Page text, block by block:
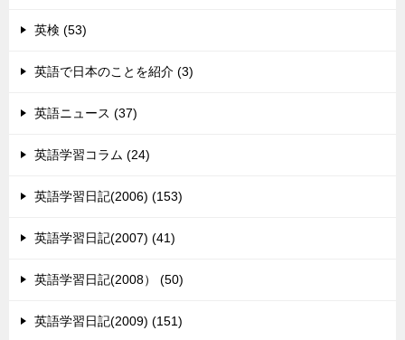
英検 (53)
英語で日本のことを紹介 (3)
英語ニュース (37)
英語学習コラム (24)
英語学習日記(2006) (153)
英語学習日記(2007) (41)
英語学習日記(2008） (50)
英語学習日記(2009) (151)